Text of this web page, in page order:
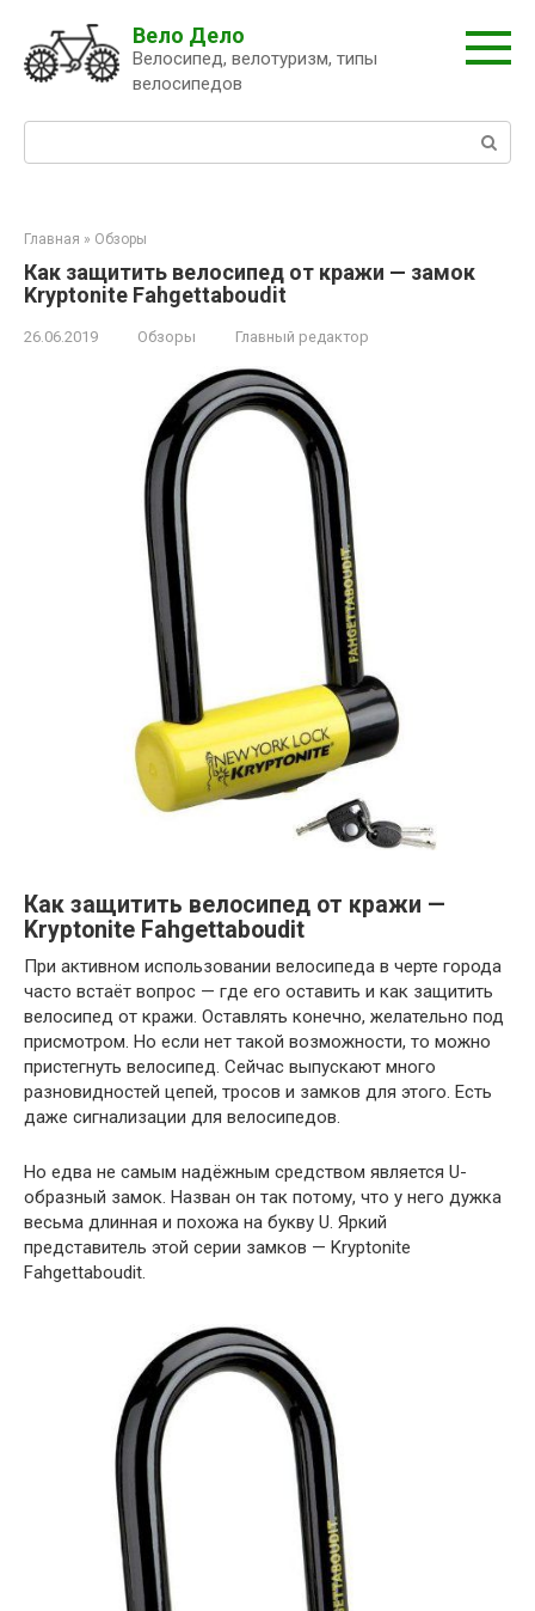
контенту
Вело Дело
Велосипед, велотуризм, типы
велосипедов
Главная » Обзоры
Как защитить велосипед от кражи — замок
Kryptonite Fahgettaboudit
26.06.2019 Обзоры Главный редактор
Как защитить велосипед от кражи —
Kryptonite Fahgettaboudit
При активном использовании велосипеда в черте города
часто встаёт вопрос — где его оставить и как защитить
велосипед от кражи. Оставлять конечно, желательно под
присмотром. Но если нет такой возможности, то можно
пристегнуть велосипед. Сейчас выпускают много
разновидностей цепей, тросов и замков для этого. Есть
даже сигнализации для велосипедов.
Но едва не самым надёжным средством является U-
образный замок. Назван он так потому, что у него дужка
весьма длинная и похожа на букву U. Яркий
представитель этой серии замков — Kryptonite
Fahgettaboudit.